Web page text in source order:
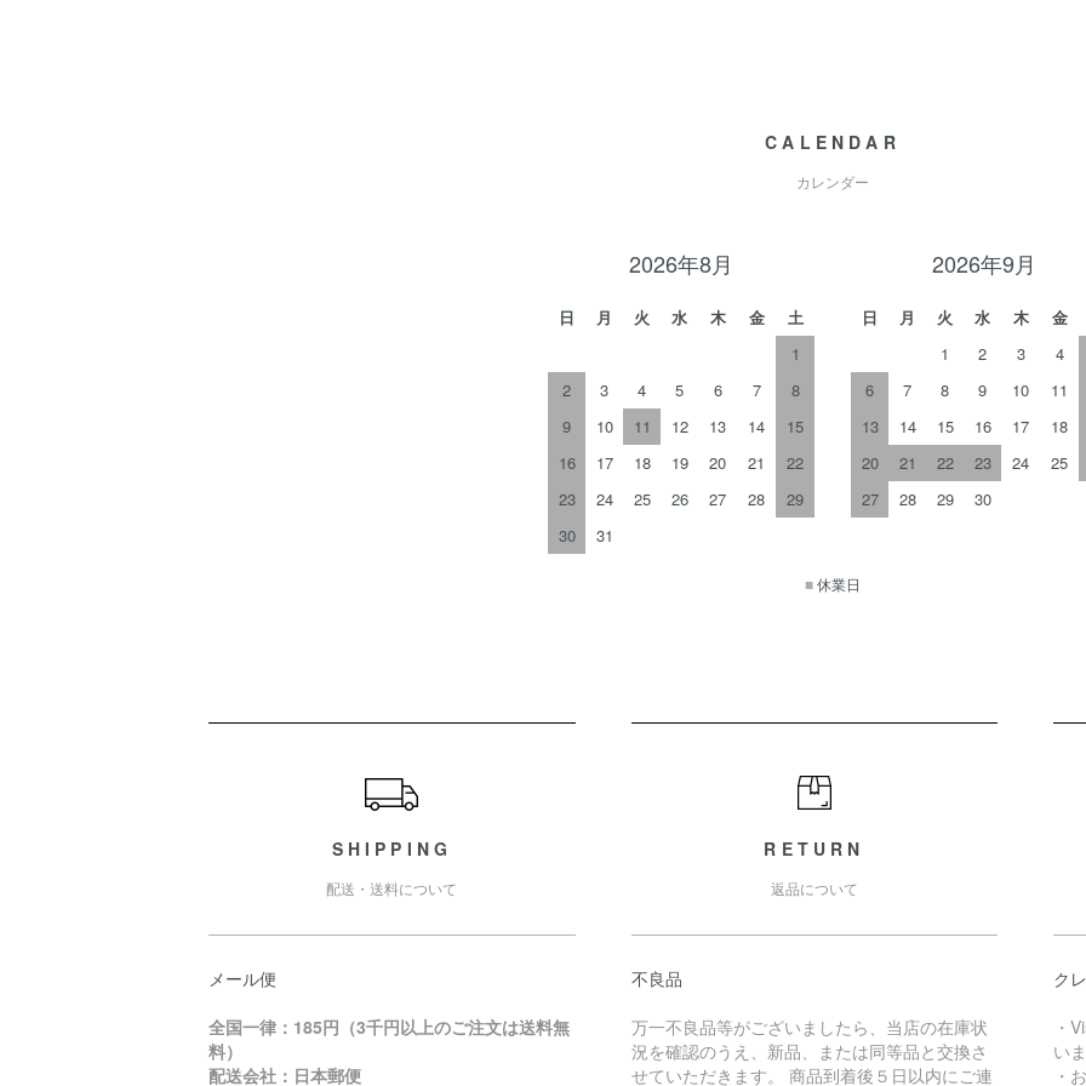
CALENDAR
カレンダー
2026年8月
日 月 火 水 木 金
土
1
2
3 4 5 6 7
8
9
10 11 12 13 14
15
16
17 18 19 20 21
22
23
24 25 26 27 28
29
30
31
2026年9月
日 月 火 水 木 金
1
2 3 4
6
7 8 9 10 11
13
14 15 16 17 18
20
21 22 23 24 25
27
28 29 30
■休業日
SHIPPING
配送・送料について
メール便
全国一律：185円（3千円以上のご注文は送料無
料）
配送会社：日本郵便
RETURN
返品について
不良品
万一不良品等がございましたら、当店の在庫状
況を確認のうえ、新品、または同等品と交換さ
せていただきます。 商品到着後５日以内にご連
ク
・
い
・